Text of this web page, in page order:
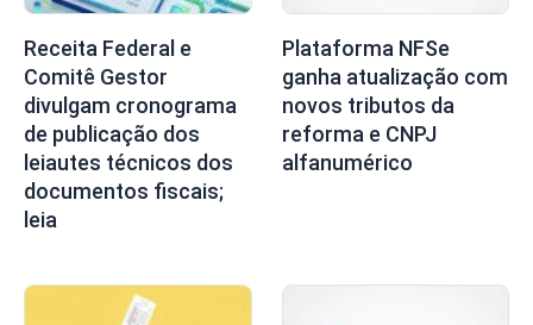
Receita Federal e
Comitê Gestor
divulgam cronograma
de publicação dos
leiautes técnicos dos
documentos fiscais;
leia
Plataforma NFSe
ganha atualização com
novos tributos da
reforma e CNPJ
alfanumérico